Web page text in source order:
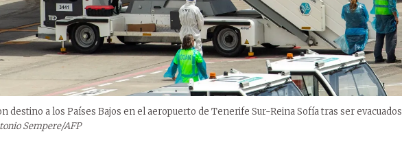
destino a los Países Bajos en el aeropuerto de Tenerife Sur-Reina Sofía tras ser evacuados
Sempere/AFP